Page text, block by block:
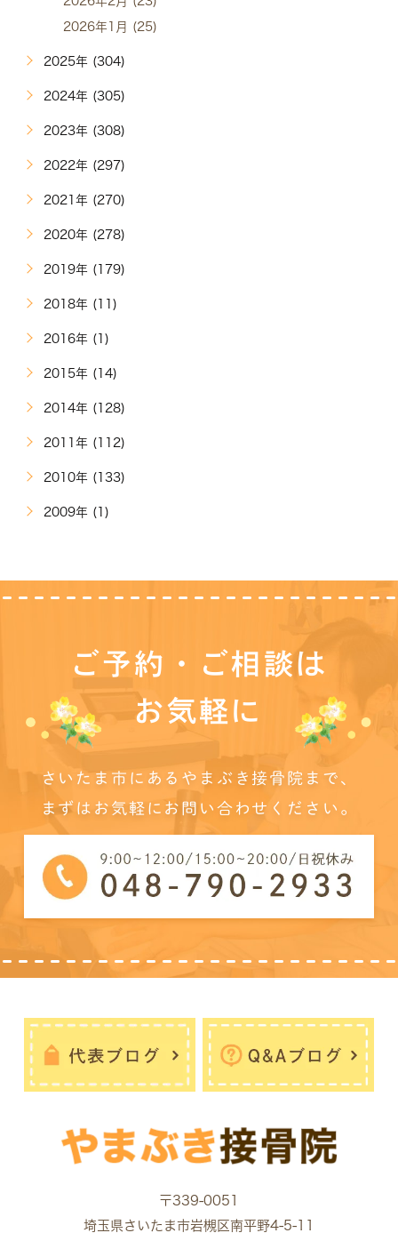
2026年1月 (25)
2025年 (304)
2024年 (305)
2023年 (308)
2022年 (297)
2021年 (270)
2020年 (278)
2019年 (179)
2018年 (11)
2016年 (1)
2015年 (14)
2014年 (128)
2011年 (112)
2010年 (133)
2009年 (1)
ご予約・ご相談は
お気軽に
さいたま市にあるやまぶき接骨院まで、
まずはお気軽にお問い合わせください。
〒339-0051
埼玉県さいたま市岩槻区南平野4-5-11